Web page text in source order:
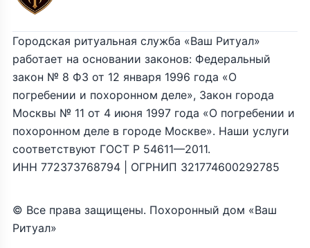
© Все права защищены. Похоронный дом «Ваш
Ритуал»
Городская ритуальная служба «Ваш Ритуал»
работает на основании законов: Федеральный
закон № 8 ФЗ от 12 января 1996 года «О
погребении и похоронном деле», Закон города
Москвы № 11 от 4 июня 1997 года «О погребении и
похоронном деле в городе Москве». Наши услуги
соответствуют ГОСТ Р 54611—2011.
ИНН 772373768794 | ОГРНИП 321774600292785